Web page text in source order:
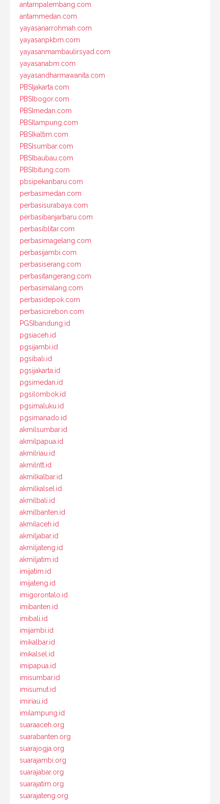
antampalembang.com
antammedan.com
yayasanarrohmah.com
yayasanpkbm.com
yayasanmambaulirsyad.com
yayasanabm.com
yayasandharmawanita.com
PBSIjakarta.com
PBSIbogor.com
PBSImedan.com
PBSIlampung.com
PBSIkaltim.com
PBSIsumbar.com
PBSIbaubau.com
PBSIbitung.com
pbsipekanbaru.com
perbasimedan.com
perbasisurabaya.com
perbasibanjarbaru.com
perbasiblitar.com
perbasimagelang.com
perbasijambi.com
perbasiserang.com
perbasitangerang.com
perbasimalang.com
perbasidepok.com
perbasicirebon.com
PGSIbandung.id
pgsiaceh.id
pgsijambi.id
pgsibali.id
pgsijakarta.id
pgsimedan.id
pgsilombok.id
pgsimaluku.id
pgsimanado.id
akmilsumbar.id
akmilpapua.id
akmilriau.id
akmilntt.id
akmilkalbar.id
akmilkalsel.id
akmilbali.id
akmilbanten.id
akmilaceh.id
akmiljabar.id
akmiljateng.id
akmiljatim.id
imijatim.id
imijateng.id
imigorontalo.id
imibanten.id
imibali.id
imijambi.id
imikalbar.id
imikalsel.id
imipapua.id
imisumbar.id
imisumut.id
imiriau.id
imilampung.id
suaraaceh.org
suarabanten.org
suarajogja.org
suarajambi.org
suarajabar.org
suarajatim.org
suarajateng.org